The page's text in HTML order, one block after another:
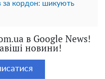
кордон: шикують
в Google News!
новини!